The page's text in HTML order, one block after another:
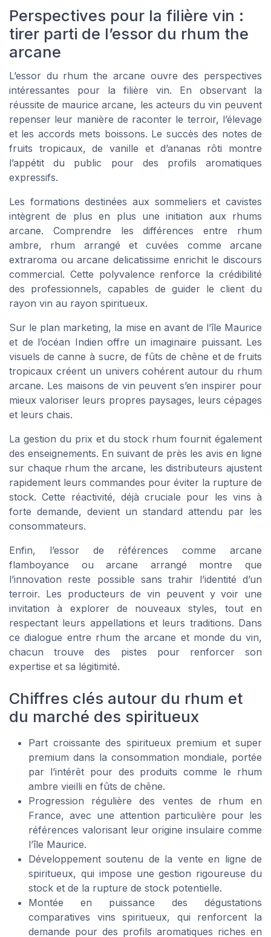
Perspectives pour la filière vin :
tirer parti de l’essor du rhum the
arcane
L’essor du rhum the arcane ouvre des perspectives
intéressantes pour la filière vin. En observant la
réussite de maurice arcane, les acteurs du vin peuvent
repenser leur manière de raconter le terroir, l’élevage
et les accords mets boissons. Le succès des notes de
fruits tropicaux, de vanille et d’ananas rôti montre
l’appétit du public pour des profils aromatiques
expressifs.
Les formations destinées aux sommeliers et cavistes
intègrent de plus en plus une initiation aux rhums
arcane. Comprendre les différences entre rhum
ambre, rhum arrangé et cuvées comme arcane
extraroma ou arcane delicatissime enrichit le discours
commercial. Cette polyvalence renforce la crédibilité
des professionnels, capables de guider le client du
rayon vin au rayon spiritueux.
Sur le plan marketing, la mise en avant de l’île Maurice
et de l’océan Indien offre un imaginaire puissant. Les
visuels de canne à sucre, de fûts de chêne et de fruits
tropicaux créent un univers cohérent autour du rhum
arcane. Les maisons de vin peuvent s’en inspirer pour
mieux valoriser leurs propres paysages, leurs cépages
et leurs chais.
La gestion du prix et du stock rhum fournit également
des enseignements. En suivant de près les avis en ligne
sur chaque rhum the arcane, les distributeurs ajustent
rapidement leurs commandes pour éviter la rupture de
stock. Cette réactivité, déjà cruciale pour les vins à
forte demande, devient un standard attendu par les
consommateurs.
Enfin, l’essor de références comme arcane
flamboyance ou arcane arrangé montre que
l’innovation reste possible sans trahir l’identité d’un
terroir. Les producteurs de vin peuvent y voir une
invitation à explorer de nouveaux styles, tout en
respectant leurs appellations et leurs traditions. Dans
ce dialogue entre rhum the arcane et monde du vin,
chacun trouve des pistes pour renforcer son
expertise et sa légitimité.
Chiffres clés autour du rhum et
du marché des spiritueux
Part croissante des spiritueux premium et super
premium dans la consommation mondiale, portée
par l’intérêt pour des produits comme le rhum
ambre vieilli en fûts de chêne.
Progression régulière des ventes de rhum en
France, avec une attention particulière pour les
références valorisant leur origine insulaire comme
l’île Maurice.
Développement soutenu de la vente en ligne de
spiritueux, qui impose une gestion rigoureuse du
stock et de la rupture de stock potentielle.
Montée en puissance des dégustations
comparatives vins spiritueux, qui renforcent la
demande pour des profils aromatiques riches en